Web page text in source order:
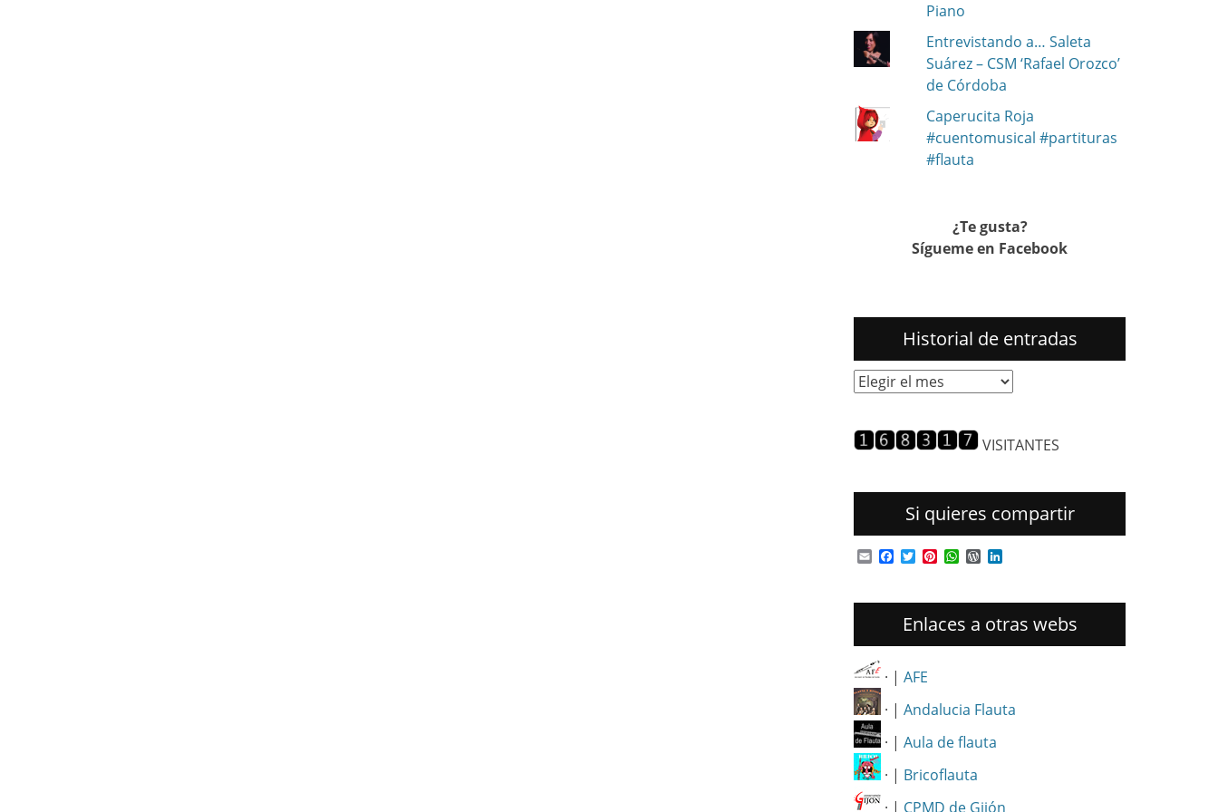
Piano
Entrevistando a… Saleta
Suárez – CSM ‘Rafael Orozco’
de Córdoba
Caperucita Roja
#cuentomusical #partituras
#flauta
¿Te gusta?
Sígueme en Facebook
Historial de entradas
Historial
VISITANTES
Si quieres compartir
EmailFacebook
TwitterPinterest
WhatsApp
WordPress
Enlaces a otras webs
· | AFE
· | Andalucia Flauta
· | Aula de flauta
· | Bricoflauta
· | CPMD de Gijón